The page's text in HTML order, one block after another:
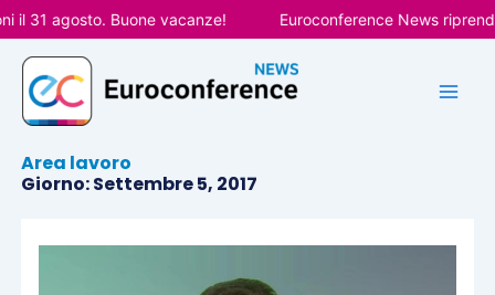
Vai
al
contenuto
31 agosto. Buone vacanze! Euroconference News
Area lavoro
Giorno: Settembre 5, 2017